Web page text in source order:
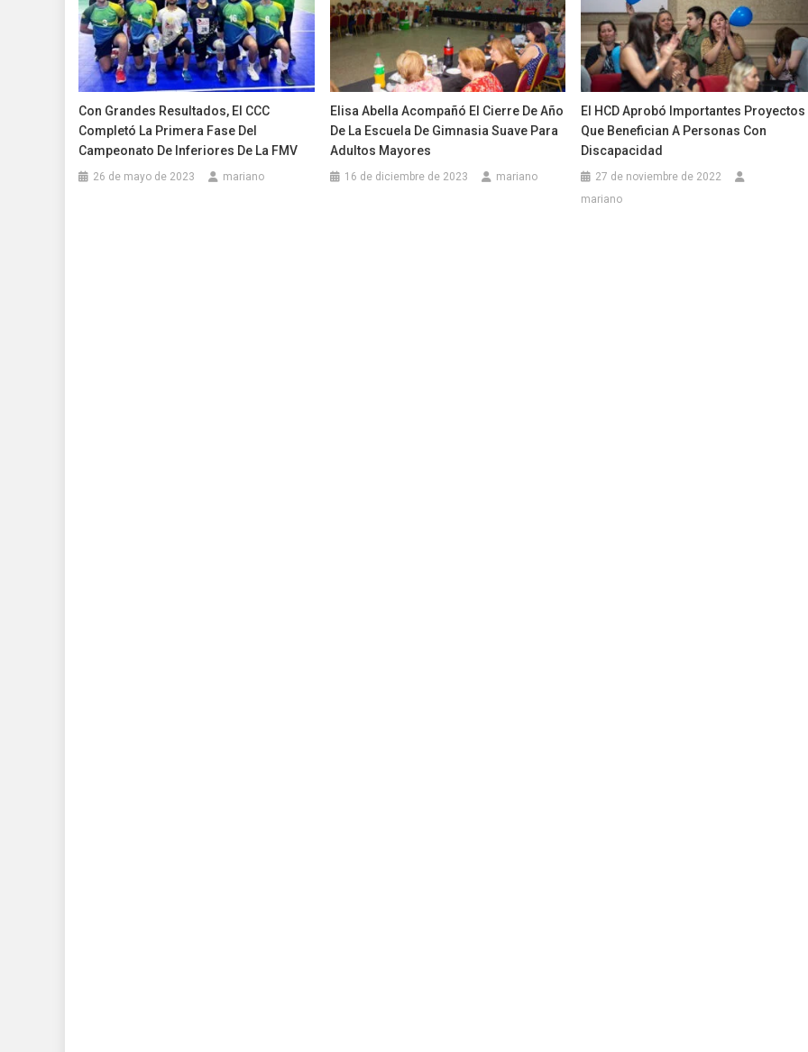
Con Grandes Resultados, El CCC
Completó La Primera Fase Del
Campeonato De Inferiores De La FMV
26 de mayo de 2023 mariano
Elisa Abella Acompañó El Cierre De Año
De La Escuela De Gimnasia Suave Para
Adultos Mayores
16 de diciembre de 2023 mariano
El HCD Aprobó Importantes Proyectos
Que Benefician A Personas Con
Discapacidad
27 de noviembre de 2022
mariano